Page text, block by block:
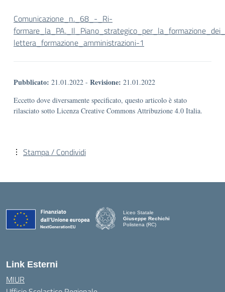
Comunicazione_n._68_-_Ri-
lettera_formazione_amministrazioni-1
Pubblicato: 21.01.2022 - Revisione: 21.01.2022
Eccetto dove diversamente specificato, questo articolo è stato
rilasciato sotto Licenza Creative Commons Attribuzione 4.0 Italia.
Stampa / Condividi
Liceo Statale
Giuseppe Rechichi
Polistena (RC)
Link Esterni
MIUR